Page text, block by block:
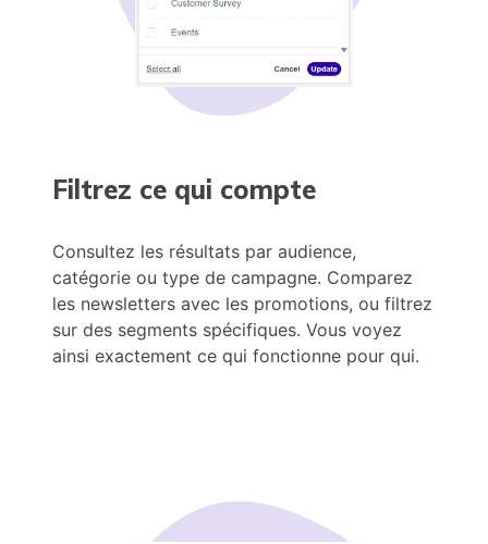
Filtrez ce qui compte
Consultez les résultats par audience,
catégorie ou type de campagne. Comparez
les newsletters avec les promotions, ou filtrez
sur des segments spécifiques. Vous voyez
ainsi exactement ce qui fonctionne pour qui.